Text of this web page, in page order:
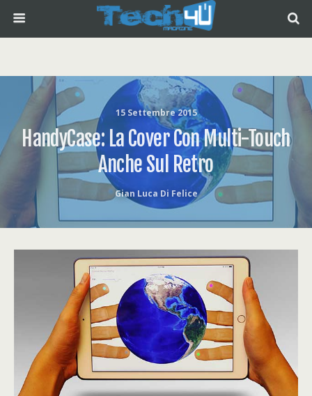
15 Settembre 2015
HandyCase: La Cover Con Multi-Touch
Anche Sul Retro
Gian Luca Di Felice